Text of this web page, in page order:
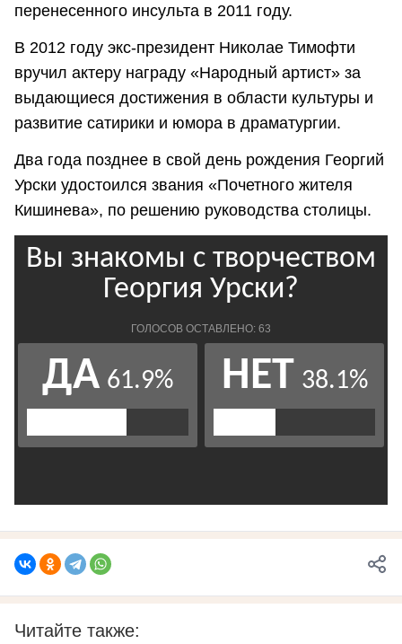
перенесенного инсульта в 2011 году.
В 2012 году экс-президент Николае Тимофти
вручил актеру награду «Народный артист» за
выдающиеся достижения в области культуры и
развитие сатирики и юмора в драматургии.
Два года позднее в свой день рождения Георгий
Урски удостоился звания «Почетного жителя
Кишинева», по решению руководства столицы.
Читайте также: